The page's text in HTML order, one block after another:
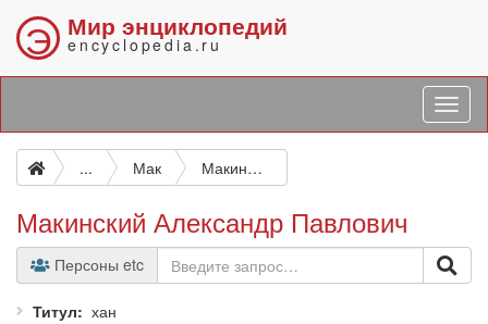
Э Мир энциклопедий
encyclopedia.ru
... Мак Макинский Александр Павлович
Макинский Александр Павлович
Персоны etc
Титул
хан